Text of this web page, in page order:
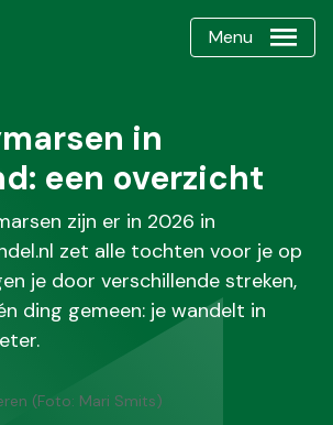
Menu
in
een overzicht
zijn er in 2026 in
zet alle tochten voor je op
je door verschillende streken,
ding gemeen: je wandelt in
(Foto: Mari Smits)